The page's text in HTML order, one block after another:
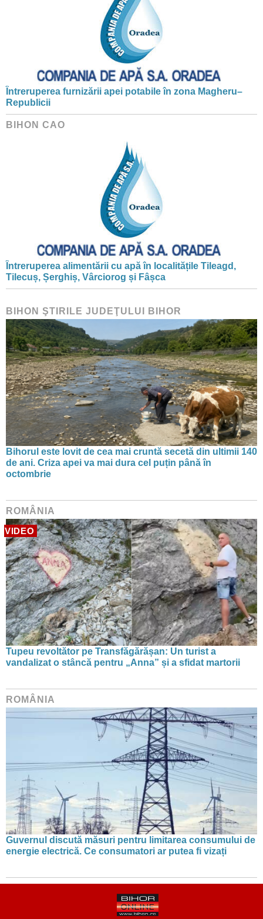
Întreruperea furnizării apei potabile în zona Magheru–
Republicii
BIHON CAO
Întreruperea alimentării cu apă în localitățile Tileagd,
Tilecuș, Șerghiș, Vârciorog și Fâșca
BIHON ŞTIRILE JUDEŢULUI BIHOR
Bihorul este lovit de cea mai cruntă secetă din ultimii 140
de ani. Criza apei va mai dura cel puțin până în
octombrie
ROMÂNIA
VIDEO
Tupeu revoltător pe Transfăgărășan: Un turist a
vandalizat o stâncă pentru „Anna” și a sfidat martorii
ROMÂNIA
Guvernul discută măsuri pentru limitarea consumului de
energie electrică. Ce consumatori ar putea fi vizați